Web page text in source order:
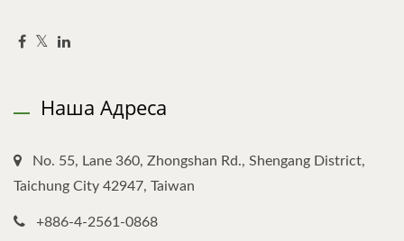
Наша Адреса
No. 55, Lane 360, Zhongshan Rd., Shengang District,
Taichung City 42947, Taiwan
+886-4-2561-0868